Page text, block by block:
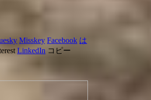
Misskey Facebook は
LinkedIn コピー